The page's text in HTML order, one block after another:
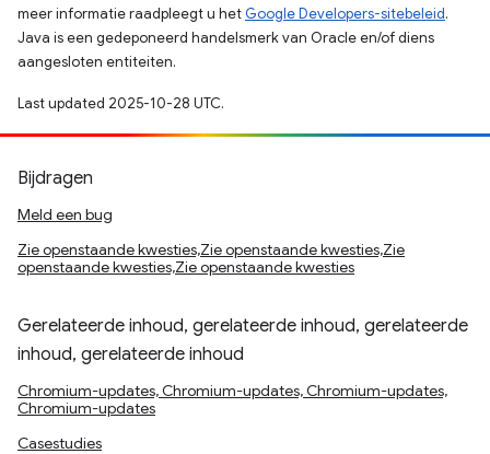
meer informatie raadpleegt u het Google Developers-sitebeleid.
Java is een gedeponeerd handelsmerk van Oracle en/of diens
aangesloten entiteiten.
Last updated 2025-10-28 UTC.
Bijdragen
Meld een bug
Zie openstaande kwesties,Zie openstaande kwesties,Zie
openstaande kwesties,Zie openstaande kwesties
Gerelateerde inhoud, gerelateerde inhoud, gerelateerde
inhoud, gerelateerde inhoud
Chromium-updates, Chromium-updates, Chromium-updates,
Chromium-updates
Casestudies